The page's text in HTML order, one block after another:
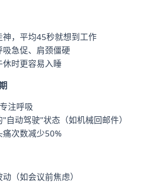
神，平均45秒就想到工作
吸急促、肩颈僵硬
时更容易入睡
注呼吸
自动驾驶"状态（如机械回邮件）
次数减少50%
（如会议前焦虑）